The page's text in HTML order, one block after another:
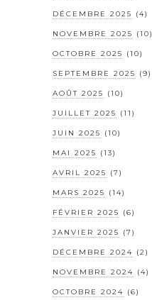
DÉCEMBRE 2025 (4)
NOVEMBRE 2025 (10)
OCTOBRE 2025 (10)
SEPTEMBRE 2025 (9)
AOÛT 2025 (10)
JUILLET 2025 (11)
JUIN 2025 (10)
MAI 2025 (13)
AVRIL 2025 (7)
MARS 2025 (14)
FÉVRIER 2025 (6)
JANVIER 2025 (7)
DÉCEMBRE 2024 (2)
NOVEMBRE 2024 (4)
OCTOBRE 2024 (6)